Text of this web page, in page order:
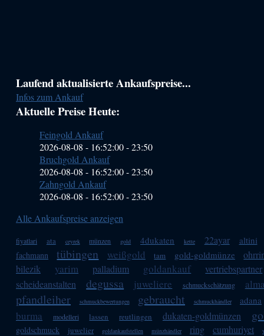
Haupt-
Sidebar
(Primary)
Laufend aktualisierte Ankaufspreise...
Infos zum Ankauf
Aktuelle Preise Heute:
Feingold Ankauf
2026-08-08 - 16:52:00-23:50
Bruchgold Ankauf
2026-08-08 - 16:52:00-23:50
Zahngold Ankauf
2026-08-08 - 16:52:00-23:50
Alle Ankaufspreise anzeigen
fiyatlari ata ceyrek münzen gold 4dukaten kette 22ayar altini
fachmann tübingen weißgold tam gold-goldmünze
bilezik
yarim palladium goldankauf
vertriebspartner
scheideanstalten
degussa juweliere schmuckschätzung
pfandleiher schmuckbewertungen gebraucht schmuckhändler adana
burma modelleri lassen reutlingen dukaten-goldmünzen
goldschmuck juwelier goldankaufstellen münzhändler ring cumhuriyet